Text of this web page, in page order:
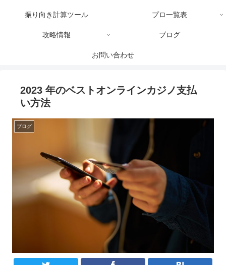
振り向き計算ツール プロ一覧表
攻略情報 ブログ
お問い合わせ
2023 年のベストオンラインカジノ支払
い方法
ブログ